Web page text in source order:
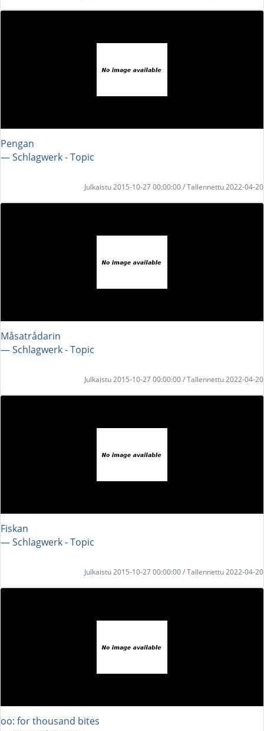
Pengan
― Schlagwerk - Topic
Julkaistu 2015-10-27 00:00:00 / Tallennettu 2022-04-20
Måsatrådarin
― Schlagwerk - Topic
Julkaistu 2015-10-27 00:00:00 / Tallennettu 2022-04-20
Fiskan
― Schlagwerk - Topic
Julkaistu 2015-10-27 00:00:00 / Tallennettu 2022-04-20
oo: for thousand bites